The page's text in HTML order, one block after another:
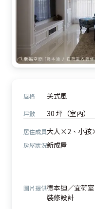
風格 美式風
坪數 30 坪（室內）
居住成員大人×2、小
房屋狀況新成屋
圖片提供德本迪／宜荷
裝修設計